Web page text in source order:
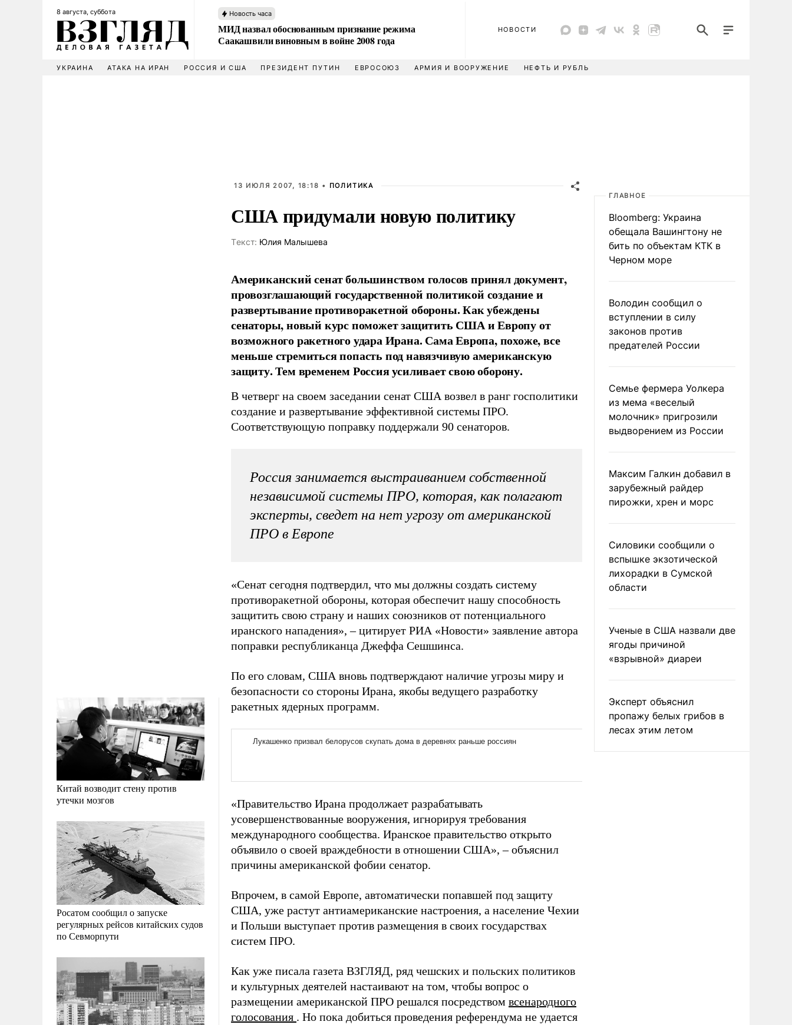
8 августа, суббота Новость часа
МИД назвал обоснованным признание режима
Саакашвили виновным в войне 2008 года
НОВОСТИ
УКРАИНА АТАКА НА ИРАН РОССИЯ И США ПРЕЗИДЕНТ ПУТИН ЕВРОСОЮЗ АРМИЯ И ВООРУЖЕНИЕ НЕФТЬ И РУБЛЬ
Китай возводит стену против
утечки мозгов
Росатом сообщил о запуске
регулярных рейсов китайских судов
по Севморпути
13 ИЮЛЯ 2007, 18:18 • ПОЛИТИКА
США придумали новую политику
Tекст: Юлия Малышева
Американский сенат большинством голосов принял документ,
провозглашающий государственной политикой создание и
развертывание противоракетной обороны. Как убеждены
сенаторы, новый курс поможет защитить США и Европу от
возможного ракетного удара Ирана. Сама Европа, похоже, все
меньше стремиться попасть под навязчивую американскую
защиту. Тем временем Россия усиливает свою оборону.
В четверг на своем заседании сенат США возвел в ранг госполитики
создание и развертывание эффективной системы ПРО.
Соответствующую поправку поддержали 90 сенаторов.
Россия занимается выстраиванием собственной
независимой системы ПРО, которая, как полагают
эксперты, сведет на нет угрозу от американской
ПРО в Европе
«Сенат сегодня подтвердил, что мы должны создать систему
противоракетной обороны, которая обеспечит нашу способность
защитить свою страну и наших союзников от потенциального
иранского нападения», – цитирует РИА «Новости» заявление автора
поправки республиканца Джеффа Сешшинса.
По его словам, США вновь подтверждают наличие угрозы миру и
безопасности со стороны Ирана, якобы ведущего разработку
ракетных ядерных программ.
«Правительство Ирана продолжает разрабатывать
усовершенствованные вооружения, игнорируя требования
международного сообщества. Иранское правительство открыто
объявило о своей враждебности в отношении США», – объяснил
причины американской фобии сенатор.
Впрочем, в самой Европе, автоматически попавшей под защиту
США, уже растут антиамериканские настроения, а население Чехии
и Польши выступает против размещения в своих государствах
систем ПРО.
Как уже писала газета ВЗГЛЯД, ряд чешских и польских политиков
и культурных деятелей настаивают на том, чтобы вопрос о
размещении американской ПРО решался посредством всенародного
голосования . Но пока добиться проведения референдума не удается
ГЛАВНОЕ
Bloomberg: Украина
обещала Вашингтону не
бить по объектам КТК в
Черном море
Володин сообщил о
вступлении в силу
законов против
предателей России
Семье фермера Уолкера
из мема «веселый
молочник» пригрозили
выдворением из России
Максим Галкин добавил в
зарубежный райдер
пирожки, хрен и морс
Силовики сообщили о
вспышке экзотической
лихорадки в Сумской
области
Ученые в США назвали две
ягоды причиной
«взрывной» диареи
Эксперт объяснил
пропажу белых грибов в
лесах этим летом